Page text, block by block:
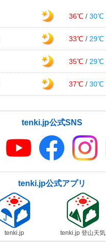
36℃ /30℃
33℃ / 29℃
35℃ / 29℃
37℃ /30℃
tenki.jp公式SNS
tenki.jp公式アプリ
tenki.jp tenki.jp 登山天気